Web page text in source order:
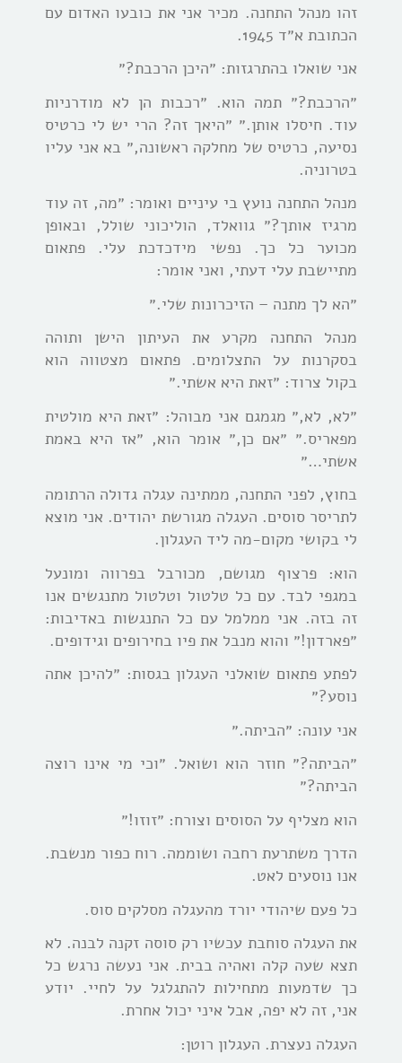
זהו מנהל התחנה. מכיר אני את כובעו האדום עם
הכתובת א״ד 1945.
אני שואלו בהתרגזות: ״היכן הרכבת?״
״הרכבת?״ תמה הוא. ״רכבות הן לא מודרניות
עוד. חיסלו אותן.״ ״היאך זה? הרי יש לי כרטיס
נסיעה, כרטיס של מחלקה ראשונה,״ בא אני עליו
בטרוניה.
מנהל התחנה נועץ בי עיניים ואומר: ״מה, זה עוד
מרגיז אותך?״ גוואלד, הוליכוני שולל, ובאופן
מכוער כל כך. נפשי מידכדכת עלי. פתאום
מתיישבת עלי דעתי, ואני אומר:
״הא לך מתנה – הזיכרונות שלי.״
מנהל התחנה מקרע את העיתון הישן ותוהה
בסקרנות על התצלומים. פתאום מצטווה הוא
בקול צרוד: ״זאת היא אשתי.״
״לא, לא,״ מגמגם אני מבוהל: ״זאת היא מולטית
מפאריס.״ ״אם כן,״ אומר הוא, ״אז היא באמת
אשתי…״
בחוץ, לפני התחנה, ממתינה עגלה גדולה הרתומה
לתריסר סוסים. העגלה מגורשת יהודים. אני מוצא
לי בקושי מקום-מה ליד העגלון.
הוא: פרצוף מגושם, מכורבל בפרווה ומונעל
במגפי לבד. עם כל טלטול וטלטול מתנגשים אנו
זה בזה. אני ממלמל עם כל התנגשות באדיבות:
״פארדון!״ והוא מנבל את פיו בחירופים וגידופים.
לפתע פתאום שואלני העגלון בגסות: ״להיכן אתה
נוסע?״
אני עונה: ״הביתה.״
״הביתה?״ חוזר הוא ושואל. ״וכי מי אינו רוצה
הביתה?״
הוא מצליף על הסוסים וצורח: ״זוזו!״
הדרך משתרעת רחבה ושוממה. רוח כפור מנשבת.
אנו נוסעים לאט.
כל פעם שיהודי יורד מהעגלה מסלקים סוס.
את העגלה סוחבת עכשיו רק סוסה זקנה לבנה. לא
תצא שעה קלה ואהיה בבית. אני נעשה נרגש כל
כך שדמעות מתחילות להתגלגל על לחיי. יודע
אני, זה לא יפה, אבל איני יכול אחרת.
העגלה נעצרת. העגלון רוטן: